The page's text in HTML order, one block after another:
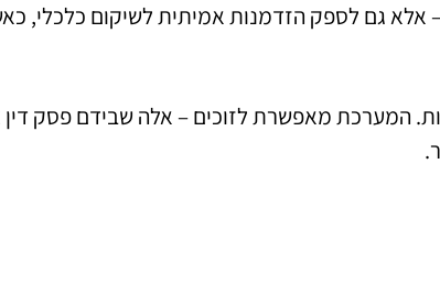
גם לספק הזדמנות אמיתית לשיקום כלכלי,
המערכת מאפשרת לזוכים – אלה שבידם פסק